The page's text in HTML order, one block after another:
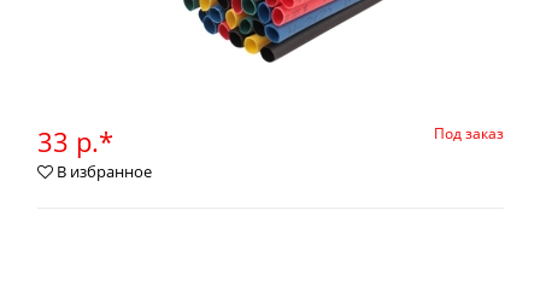
33 р.* Под заказ
В избранное